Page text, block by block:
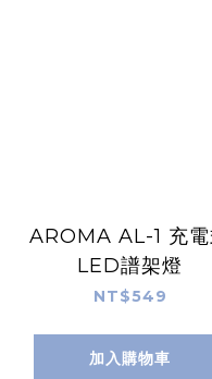
AROMA AL-1 充
LED譜架燈
NT$549
加入購物車